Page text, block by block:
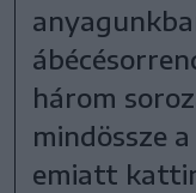
három
mindössze
emiatt